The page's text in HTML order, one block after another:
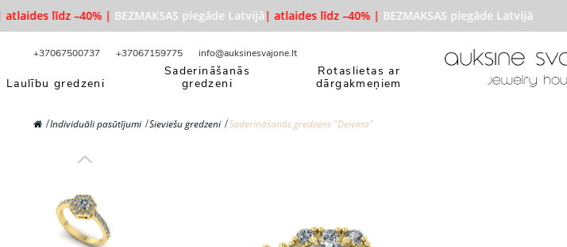
līdz –40% |BEZMAKSAS piegāde Latvijā| atlaides līdz –40% |BEZMAKSAS piegāde Latvijā
+37067500737 +37067159775 info@auksinesvajone.lt
Laulību gredzeni
Saderināšanās
gredzeni
Rotaslietas ar
dārgakmeņiem
Individuāli pasūtījumi Sieviešu gredzeni Saderināšanās gredzens "Deivina"